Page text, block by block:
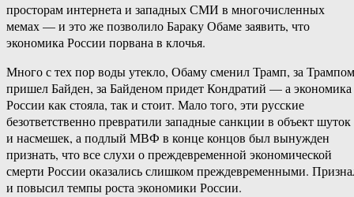
просторам интернета и западных СМИ в многочисленных
мемах — и это же позволило Бараку Обаме заявить, что
экономика России порвана в клочья.
Много с тех пор воды утекло, Обаму сменил Трамп, за Трампом
пришел Байден, за Байденом придет Кондратий — а экономика
России как стояла, так и стоит. Мало того, эти русские
безответственно превратили западные санкции в объект шуток
и насмешек, а подлый МВФ в конце концов был вынужден
признать, что все слухи о преждевременной экономической
смерти России оказались слишком преждевременными.
и повысил темпы роста экономики России.